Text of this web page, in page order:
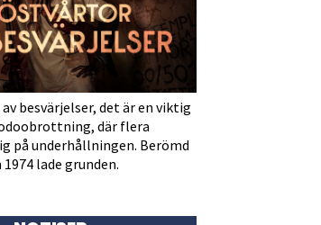
besvärjelser, det är en viktig
där flera
på underhållningen. Berömd
lade grunden.